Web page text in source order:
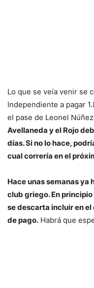
Lo que se veía venir se
Independiente a pagar
el pase de Leonel
Avellaneda y el Rojo
días. Si no lo hace,
cual correría en el
Hace unas semanas
club griego. En
se descarta incluir en
de pago. Habrá que